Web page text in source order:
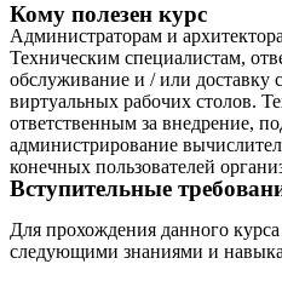
Кому полезен курс
Администраторам и
Техническим специалистам,
обслуживание и / или доставку
виртуальных рабочих столов.
ответственным за внедрение,
администрирование
конечных пользователей
Вступительные
Для прохождения данного курса
следующими знаниями и